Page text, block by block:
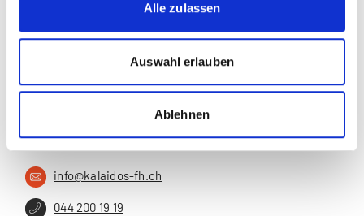
Alle zulassen
Auswahl erlauben
Ablehnen
info@kalaidos-fh.ch
044 200 19 19